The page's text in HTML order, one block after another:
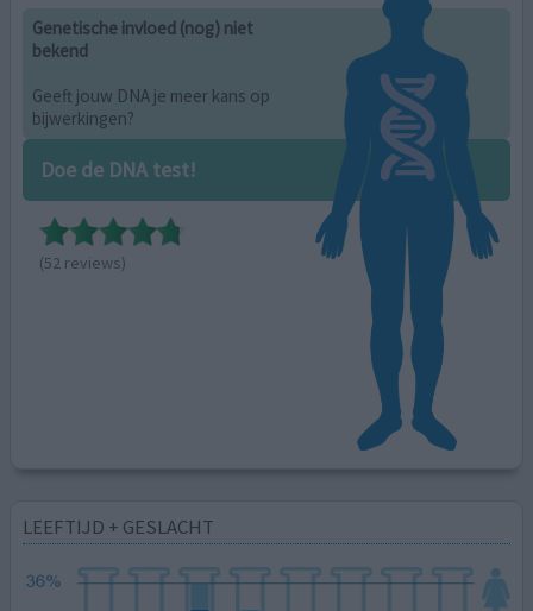
Genetische invloed (nog) niet
bekend
Geeft jouw DNA je meer kans op
bijwerkingen?
Doe de DNA test!
(52 reviews)
LEEFTIJD + GESLACHT